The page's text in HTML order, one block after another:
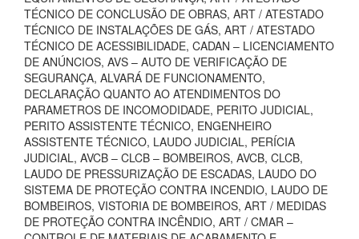
TÉCNICO DE CONCLUSÃO DE OBRAS, ART / ATESTADO
TÉCNICO DE INSTALAÇÕES DE GÁS, ART / ATESTADO
TÉCNICO DE ACESSIBILIDADE, CADAN – LICENCIAMENTO
DE ANÚNCIOS, AVS – AUTO DE VERIFICAÇÃO DE
SEGURANÇA, ALVARÁ DE FUNCIONAMENTO,
DECLARAÇÃO QUANTO AO ATENDIMENTOS DO
PARAMETROS DE INCOMODIDADE, PERITO JUDICIAL,
PERITO ASSISTENTE TÉCNICO, ENGENHEIRO
ASSISTENTE TÉCNICO, LAUDO JUDICIAL, PERÍCIA
JUDICIAL, AVCB – CLCB – BOMBEIROS, AVCB, CLCB,
LAUDO DE PRESSURIZAÇÃO DE ESCADAS, LAUDO DO
SISTEMA DE PROTEÇÃO CONTRA INCENDIO, LAUDO DE
BOMBEIROS, VISTORIA DE BOMBEIROS, ART / MEDIDAS
DE PROTEÇÃO CONTRA INCÊNDIO, ART / CMAR –